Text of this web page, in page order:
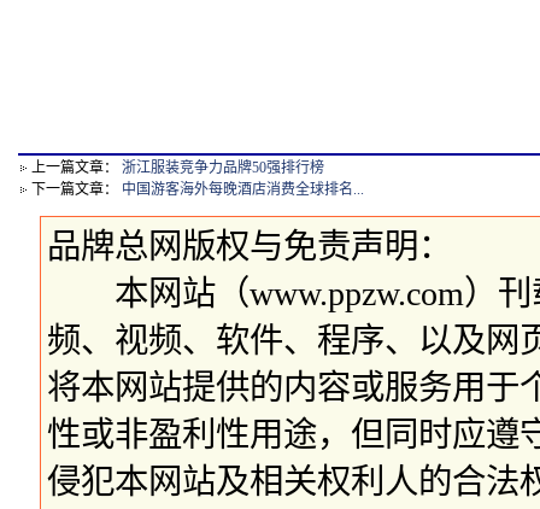
上一篇文章： 浙江服装竞争力品牌50强排行榜
下一篇文章： 中国游客海外每晚酒店消费全球排名...
品牌总网版权与免责声明：
本网站（www.ppzw.com）刊
频、视频、软件、程序、以及网
将本网站提供的内容或服务用于
性或非盈利性用途，但同时应遵
侵犯本网站及相关权利人的合法